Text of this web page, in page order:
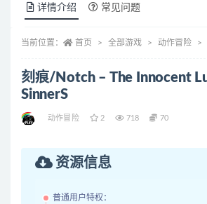
详情介绍 常见问题
当前位置： 首页 全部游戏 动作冒险
刻痕/Notch – The Innocent
SinnerS
动作冒险 2 718 70
资源信息
普通用户特权：